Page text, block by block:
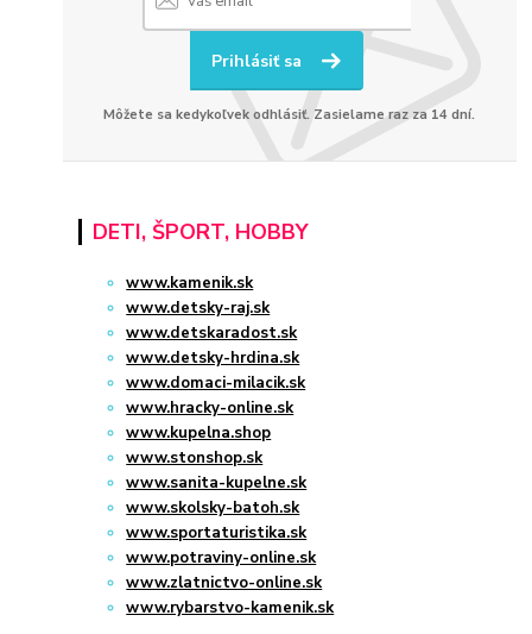
Prihlásiť sa
Môžete sa kedykoľvek odhlásiť. Zasielame raz za 14 dní.
DETI, ŠPORT, HOBBY
www.kamenik.sk
www.detsky-raj.sk
www.detskaradost.sk
www.detsky-hrdina.sk
www.domaci-milacik.sk
www.hracky-online.sk
www.kupelna.shop
www.stonshop.sk
www.sanita-kupelne.sk
www.skolsky-batoh.sk
www.sportaturistika.sk
www.potraviny-online.sk
www.zlatnictvo-online.sk
www.rybarstvo-kamenik.sk